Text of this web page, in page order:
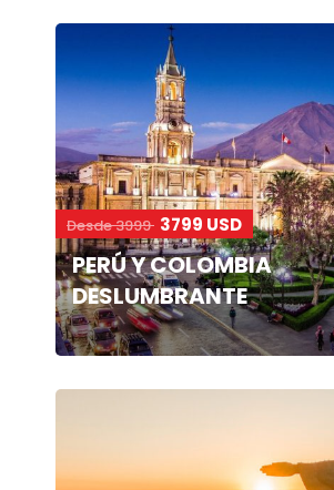
Desde 3999 3799 USD
PERÚ Y COLOMBIA
DESLUMBRANTE